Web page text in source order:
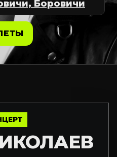
Боровичи